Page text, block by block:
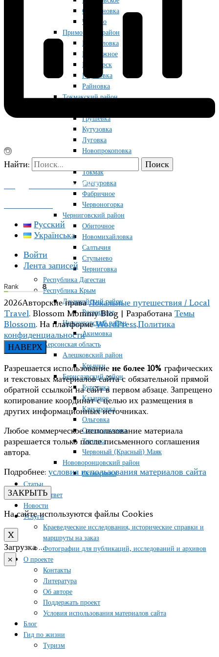
Строгановка
Чкалово
Приморский район
Мануйловка
Набережное
Приморск
Радоловка
Райновка
Токмакский район
Грушевка
Кутузовка
Луговка
Новопрокоповка
Токмак
Снегуровка
Фабричное
Червоногорка
Черниговский район
Обиточное
Новомихайловка
Салтычия
Стульнево
Черниговка
Республика Дагестан
Республика Крым
Джанкойский район
Роскошное
Нижнегорский район
Акимовка
Херсонская область
Алешковский район
Крынки
Бериславский район
Бургунка
Казацкое
Качкаровка
Ольговка
Отрадокаменка
Тягинка
Червоный (Красный) Маяк
Нововоронцовский район
Осокоровка
Статьи
Вопрос/ответ
Новости
Услуги
Краеведческие исследования, исторические справки и
маршруты на заказ
Фотографии для публикаций, исследований и архивов
О проекте
Контакты
Литература
Об авторе
Поддержать проект
Условия использования материалов сайта
Блог
Гид по жизни
Туризм
Найти:
ПОДДЕРЖАТЬ ПРОЕКТ
Русский
Українська
Войти
Лента записей
2026Авторские праваЛокальные путешествия / Local
Travel. Blossom Mommy Blog | Разработана Темы
Blossom. На платформеWordPress.Политика
конфиденциальности
НАВЕРХ
Разрешается использование не более 10% графических
и текстовых материалов сайта с обязательной прямой
обратной ссылкой на сайт в первом абзаце. Запрещено
копирование координат с целью их размещения в
других информационных источниках.
Любое коммерческое использование материала
разрешается только после письменного соглашения
автора.
Подробнее: условия использования материалов сайта
ЗАКРЫТЬ
На сайте используются файлы Cookies
X
Загрузка …
×